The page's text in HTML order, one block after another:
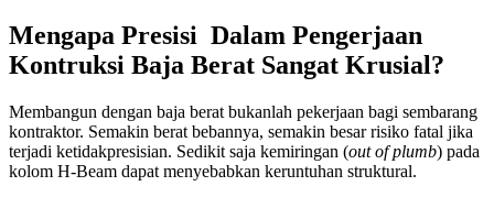
Mengapa Presisi Dalam Pengerjaan
Kontruksi Baja Berat Sangat Krusial?
Membangun dengan baja berat bukanlah pekerjaan bagi sembarang
kontraktor. Semakin berat bebannya, semakin besar risiko fatal jika
terjadi ketidakpresisian. Sedikit saja kemiringan (out of plumb) pada
kolom H-Beam dapat menyebabkan keruntuhan struktural.